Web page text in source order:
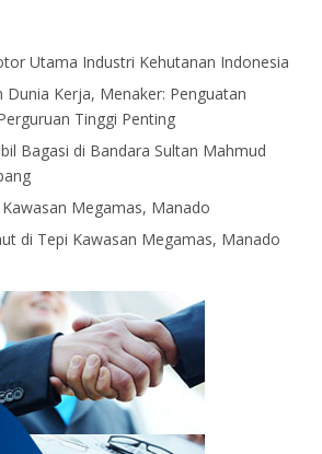
Utama Industri Kehutanan Indonesia
Kerja, Menaker: Penguatan
Tinggi Penting
Bagasi di Bandara Sultan Mahmud
Megamas, Manado
di Tepi Kawasan Megamas, Manado